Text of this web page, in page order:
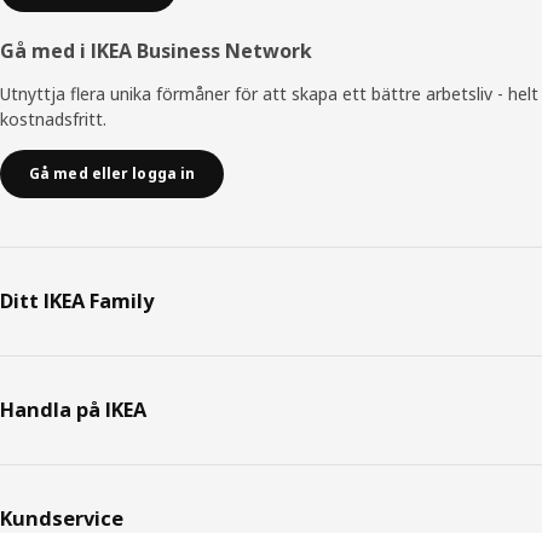
Gå med i IKEA Business Network
Utnyttja flera unika förmåner för att skapa ett bättre arbetsliv - helt
kostnadsfritt.
Gå med eller logga in
Ditt IKEA Family
Handla på IKEA
Kundservice